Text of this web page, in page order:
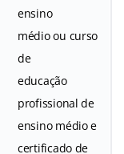
ensino
médio ou curso
de
educação
profissional de
ensino médio e
certificado de